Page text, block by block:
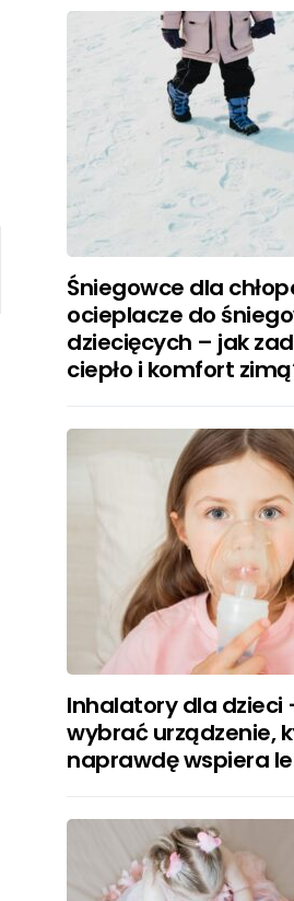
Śniegowce dla
ocieplacze do
dziecięcych – jak
ciepło i komfort
Inhalatory dla dzieci
wybrać urządzenie,
naprawdę wspiera